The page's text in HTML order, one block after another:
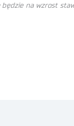
będzie na wzrost